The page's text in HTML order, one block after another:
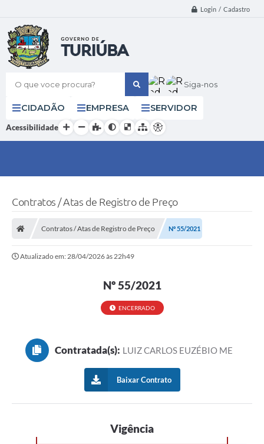
Login / Cadastro
O que voce procura? Siga-nos
CIDADÃO EMPRESA SERVIDOR
Acessibilidade
Contratos / Atas de Registro de Preço
Contratos / Atas de Registro de Preço Nº 55/2021
Atualizado em: 28/04/2026 às 22h49
Nº 55/2021
ENCERRADO
Contratada(s): LUIZ CARLOS EUZÉBIO ME
Baixar Contrato
Vigência